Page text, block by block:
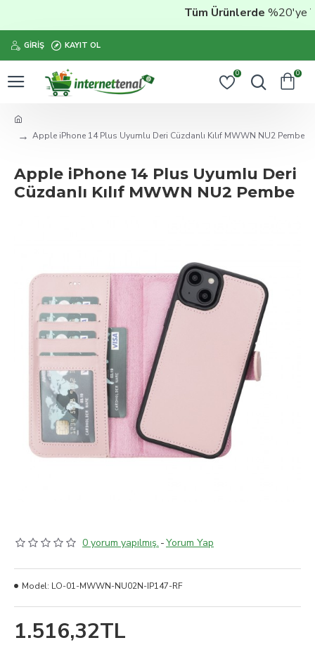
Tüm Ürünlerde%20'ye
GIRIŞ KAYIT OL
0 0
Apple iPhone 14 Plus Uyumlu Deri Cüzdanlı Kılıf MWWN NU2 Pembe
Apple iPhone 14 Plus Uyumlu Deri
Cüzdanlı Kılıf MWWN NU2 Pembe
0 yorum yapılmış. -Yorum Yap
1.516,32TL
Model: LO-01-MWWN-NU02N-IP147-RF